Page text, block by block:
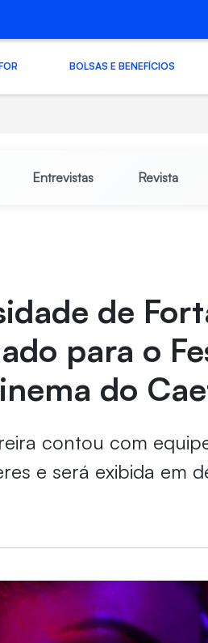
BOLSAS E BENEFÍCIOS
Entrevistas Revista
de
para o
do
contou com
e será exibida em